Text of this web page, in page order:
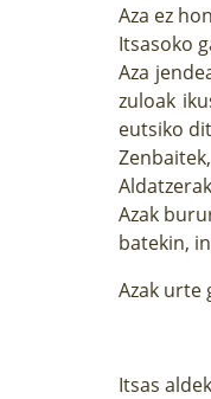
Aza ez
Itsasoko
Aza
zuloak
eutsiko
Azak
batekin,
Azak urte
Itsas